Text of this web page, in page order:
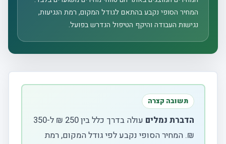
המחיר הסופי נקבע בהתאם לגודל המקום, רמת הנגיעות,
נגישות העבודה והיקף הטיפול הנדרש בפועל.
תשובה קצרה
הדברת נמלים
עולה בדרך כלל בין 250 ₪ ל-350
₪. המחיר הסופי נקבע לפי גודל המקום, רמת